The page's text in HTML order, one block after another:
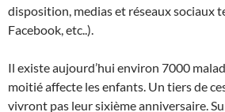
disposition, medias et réseaux sociaux
Facebook, etc..).
Il existe aujourd’hui environ 7000
moitié affecte les enfants. Un tiers de
vivront pas leur sixième anniversaire.